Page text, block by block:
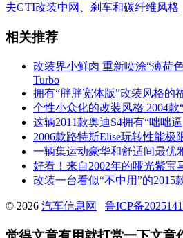
夫GTI改装中网、刹车和碳纤维风格
相关推荐
改装界小鲜肉 重新喷涂“薄荷
Turbo
拥有“胖胖宽体版”改装风格的
个性小众化的改装风格 2004款
这辆2011款奥迪S4拥有“咄咄
2006款路特斯Elise玩转性能极
一辆集运动豪华和舒适间最优
好看！来自2002年的哑光紫宝
改装一台看似“不中用”的2015
© 2026 汽车信息网 鲁ICP备